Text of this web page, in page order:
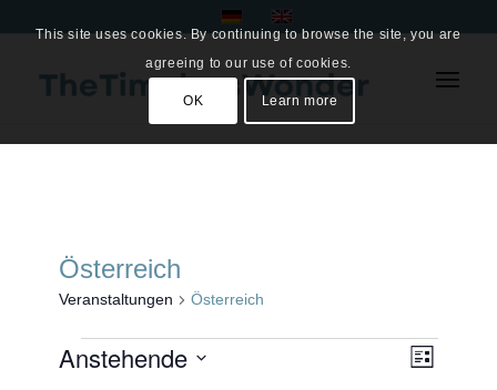
Österreich
Veranstaltungen Österreich
Veranstaltungen Liste
Anstehende
This site uses cookies. By continuing to browse the site, you are
agreeing to our use of cookies.
OK Learn more